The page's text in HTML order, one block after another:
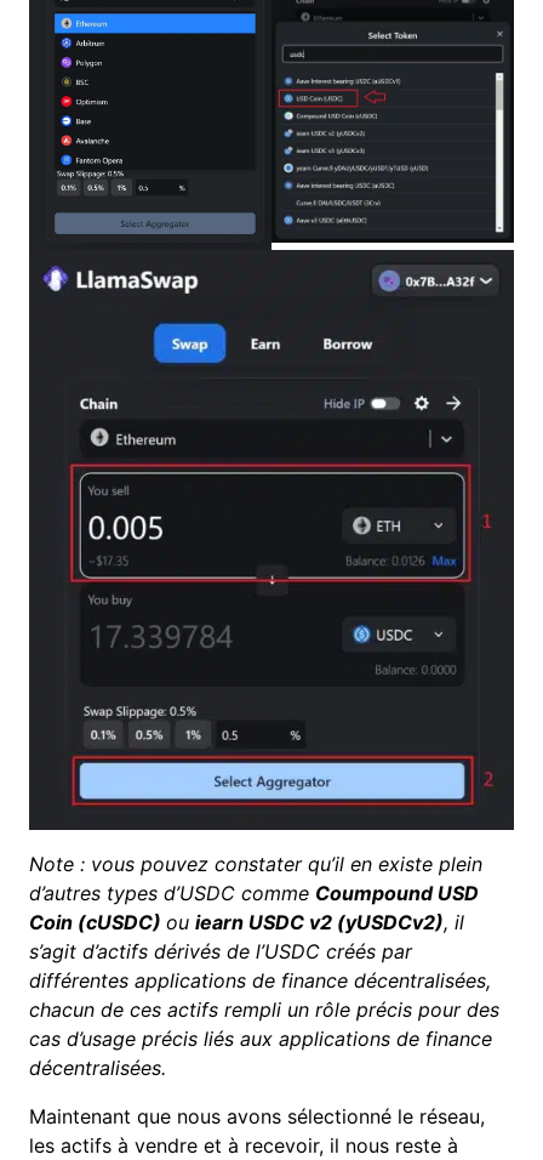
Note : vous pouvez constater qu’il en existe plein
d’autres types d’USDC comme Coumpound USD
Coin (cUSDC) ou iearn USDC v2 (yUSDCv2), il
s’agit d’actifs dérivés de l’USDC créés par
différentes applications de finance décentralisées,
chacun de ces actifs rempli un rôle précis pour des
cas d’usage précis liés aux applications de finance
décentralisées.
Maintenant que nous avons sélectionné le réseau,
les actifs à vendre et à recevoir, il nous reste à